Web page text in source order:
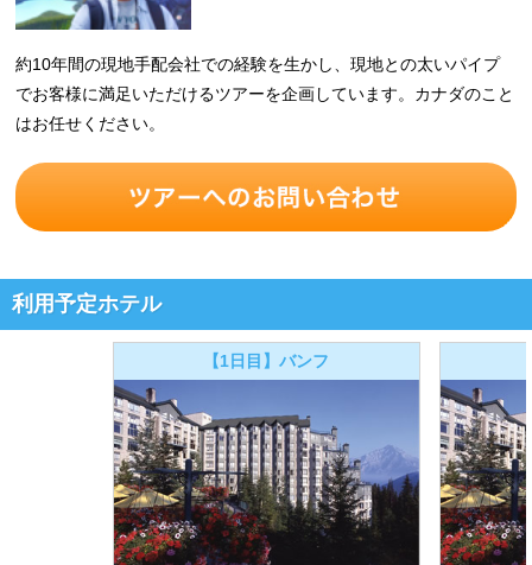
約10年間の現地手配会社での経験を生かし、現地との太いパイプ
でお客様に満足いただけるツアーを企画しています。カナダのこと
はお任せください。
利用予定ホテル
【1日目】バンフ